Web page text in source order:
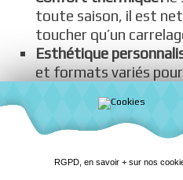
toute saison, il est
toucher qu’un
Esthétique
et formats variés pour
parfaitement avec
intérieure.
Le vinyle imitation
de rénover votre salle de
RGPD, en savoir + sur nos